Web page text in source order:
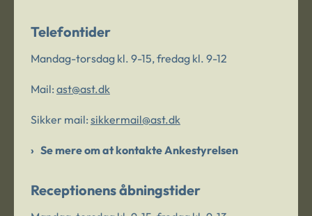
Telefontider
Mandag-torsdag kl. 9-15, fredag kl. 9-12
Mail: ast@ast.dk
Sikker mail: sikkermail@ast.dk
Se mere om at kontakte Ankestyrelsen
Receptionens åbningstider